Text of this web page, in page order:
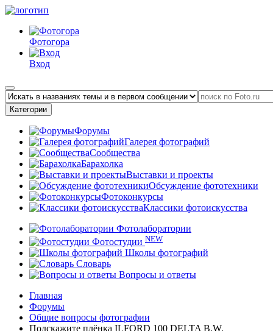
Фотогора
Вход
Категории
Форумы
Галерея фотографий
Сообщества
Барахолка
Выставки и проекты
Обсуждение фототехники
Фотоконкурсы
Классики фотоискусства
Фотолаборатории
Фотостудии NEW
Школы фотографий
Словарь
Вопросы и ответы
Главная
Форумы
Общие вопросы фотографии
Подскажите плёнка ILFORD 100 DELTA B.W.